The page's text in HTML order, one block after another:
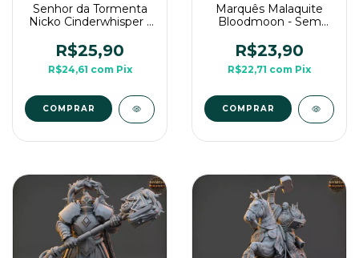
Senhor da Tormenta
Nicko Cinderwhisper -
3D Médio Para Rpg de
Mesa
R$25,90
R$24,61 com Pix
COMPRAR
Marquês Malaquite
Bloodmoon - Sem
Médio Para Rpg de
Mesa
R$23,90
R$22,71 com Pix
COMPRAR